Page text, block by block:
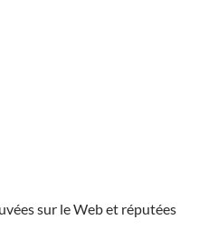
sur le Web et réputées